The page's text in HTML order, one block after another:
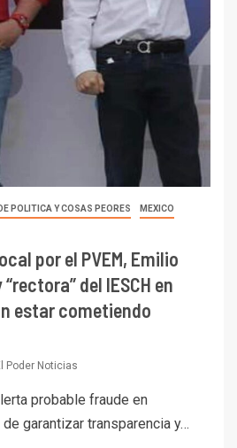
DE POLITICA Y COSAS PEORES
MEXICO
por el PVEM, Emilio
del IESCH en
estar cometiendo
Poder Noticias
probable fraude en
garantizar transparencia y…